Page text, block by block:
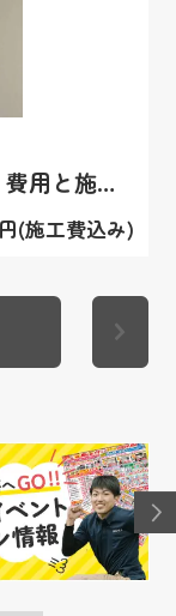
前橋市 シーリングファン交換｜費用と施工事例
(施工費込み)